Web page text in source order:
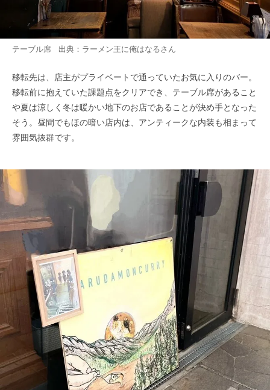
テーブル席 出典： ラーメン王に俺はなるさん
移転先は、店主がプライベートで通っていたお気に入りのバー。
移転前に抱えていた課題点をクリアでき、テーブル席があること
や夏は涼しく冬は暖かい地下のお店であることが決め手となった
そう。昼間でもほの暗い店内は、アンティークな内装も相まって
雰囲気抜群です。